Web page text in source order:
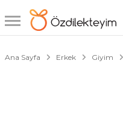
Ana Sayfa Erkek Giyim
10000 TL'ye2000 TL